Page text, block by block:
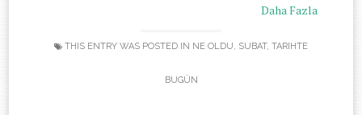
Daha Fazla
THIS ENTRY WAS POSTED IN NE OLDU, SUBAT, TARIHTE
BUGÜN